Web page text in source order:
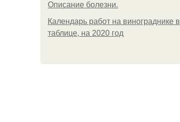
Описание болезни.
Календарь работ на винограднике в
таблице, на 2020 год